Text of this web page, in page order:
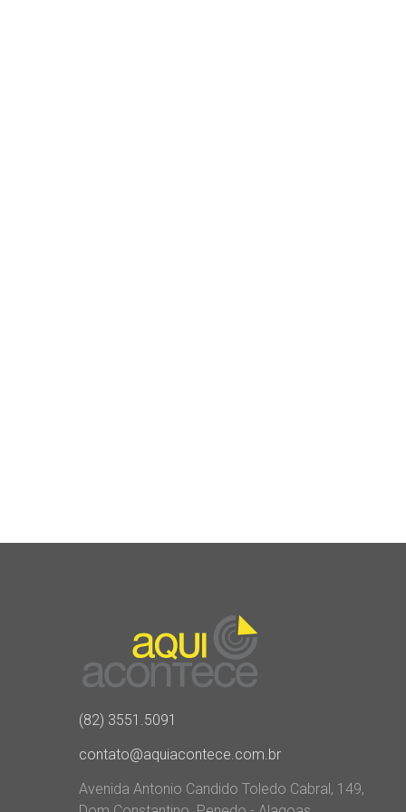
(82) 3551.5091
contato@aquiacontece.com.br
Avenida Antonio Candido Toledo Cabral, 149,